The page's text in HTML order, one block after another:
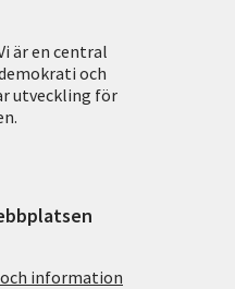
är en central
och
utveckling för
information